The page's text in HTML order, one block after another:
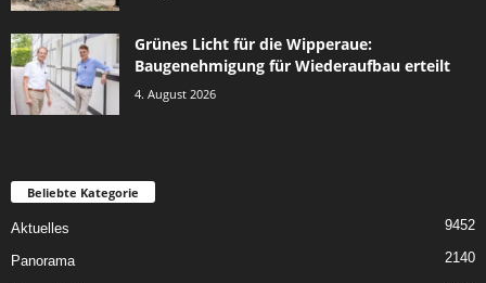
Grünes Licht für die Wipperaue:
Baugenehmigung für Wiederaufbau erteilt
4. August 2026
Beliebte Kategorie
Aktuelles 9452
Panorama 2140